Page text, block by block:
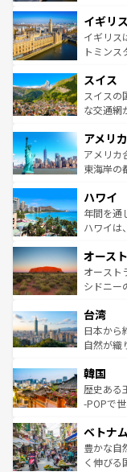
いる。シ
香り高い
らに、パ
れる地方
を参照し
顔を持つ
ルリンの
してライ
は、お酒好
ドイツ情
イギリス
イギリス
トミンス
リアごと
ティー、
戦など、
ンツ一覧
スイス
スイスの
な交通網
の建物が
博物館も
ことがで
ば市内交通
着のスイ
アメリカ
アメリカ
東海岸の
のような
ンメント
西部には
部のニュ
文化が魅
しみなが
ならではの贅
情報はコ
ハワイ
年間を通
ハワイは
ワイ島は
島だが、
おすすめ
れるおも
人々、お
ク、伝統
ワイを、存分に
はコンテ
オース
オースト
シドニー
リアリー
ク）、タ
ど、見ど
いる。ア
ビング、
い。オー
参照して
台湾
日本から
自然が織
ン）、静
と山間の
驚きをも
容にもい
照してほ
韓国
歴史ある
-POPで
き、地方
できる。
まで、さ
ベトナ
豊かな自
く伸びる